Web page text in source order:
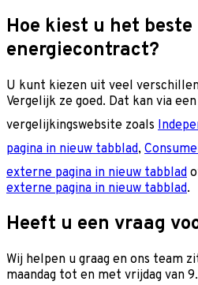
Hoe kiest u het beste
energiecontract?
U kunt kiezen uit veel
Vergelijk ze goed. Dat kan via
vergelijkingswebsite zoals
pagina in nieuw tabblad,
externe pagina in nieuw tabblad
externe pagina in nieuw tabblad.
Heeft u een vraag
Wij helpen u graag en ons team
maandag tot en met vrijdag van